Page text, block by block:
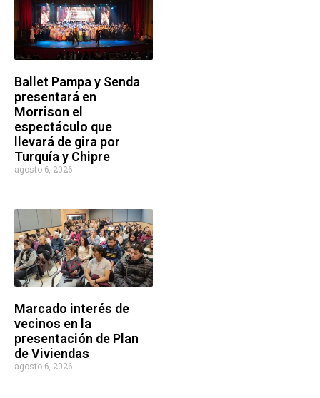
Ballet Pampa y Senda
presentará en
Morrison el
espectáculo que
llevará de gira por
Turquía y Chipre
agosto 6, 2026
Marcado interés de
vecinos en la
presentación de Plan
de Viviendas
agosto 6, 2026